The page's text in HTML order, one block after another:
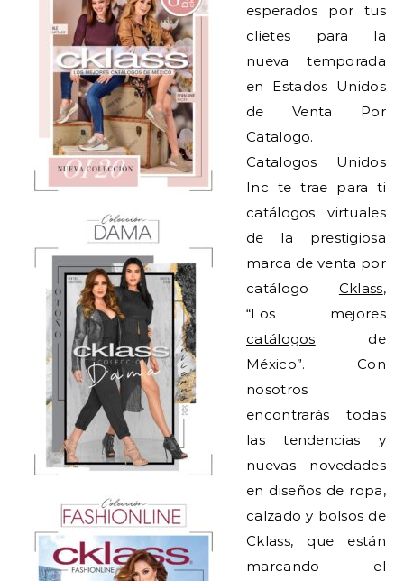
esperados por tus
clietes para la
nueva temporada
en Estados Unidos
de Venta Por
Catalogo.
Catalogos Unidos
Inc te trae para ti
catálogos virtuales
de la prestigiosa
marca de venta por
catálogo Cklass,
“Los mejores
catálogos de
México”. Con
nosotros
encontrarás todas
las tendencias y
nuevas novedades
en diseños de ropa,
calzado y bolsos de
Cklass, que están
marcando el